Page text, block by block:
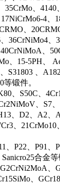
、4140
4、
、
36CrNiMo4、
、
、15-5PH、
S31803 、
等锻件。
、S50C、
、S7、
、D2、A2、
、21CrMo10
P22、P91、
合金等
、
、